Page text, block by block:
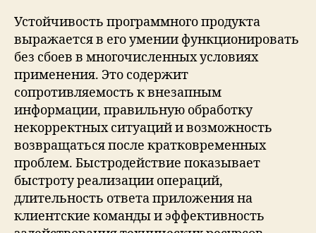
Устойчивость программного продукта
выражается в его умении функционировать
без сбоев в многочисленных условиях
применения. Это содержит
сопротивляемость к внезапным
информации, правильную обработку
некорректных ситуаций и возможность
возвращаться после кратковременных
проблем. Быстродействие показывает
быстроту реализации операций,
длительность ответа приложения на
клиентские команды и эффективность